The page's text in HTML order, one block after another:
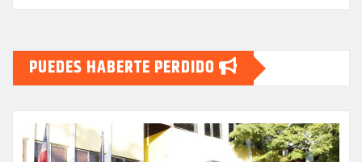
PUEDES HABERTE PERDIDO